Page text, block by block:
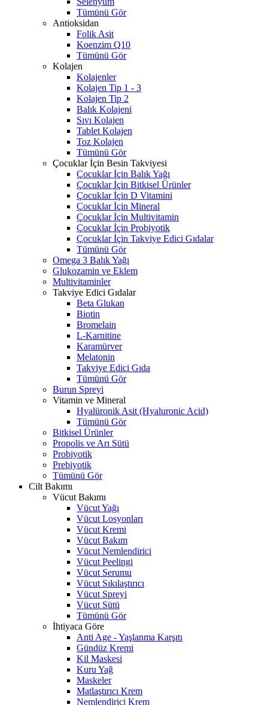
Tümünü Gör
Antioksidan
Folik Asit
Koenzim Q10
Tümünü Gör
Kolajen
Kolajenler
Kolajen Tip 1 - 3
Kolajen Tip 2
Balık Kolajeni
Sıvı Kolajen
Tablet Kolajen
Toz Kolajen
Tümünü Gör
Çocuklar İçin Besin Takviyesi
Çocuklar İçin Balık Yağı
Çocuklar İçin Bitkisel Ürünler
Çocuklar İçin D Vitamini
Çocuklar İçin Mineral
Çocuklar İçin Multivitamin
Çocuklar İçin Probiyotik
Çocuklar İçin Takviye Edici Gıdalar
Tümünü Gör
Omega 3 Balık Yağı
Glukozamin ve Eklem
Multivitaminler
Takviye Edici Gıdalar
Beta Glukan
Biotin
Bromelain
L-Karnitine
Karamürver
Melatonin
Takviye Edici Gıda
Tümünü Gör
Burun Spreyi
Vitamin ve Mineral
Hyalüronik Asit (Hyaluronic Acid)
Tümünü Gör
Bitkisel Ürünler
Propolis ve Arı Sütü
Probiyotik
Prebiyotik
Tümünü Gör
Cilt Bakımı
Vücut Bakımı
Vücut Yağı
Vücut Losyonları
Vücut Kremi
Vücut Bakım
Vücut Nemlendirici
Vücut Peelingi
Vücut Serumu
Vücut Sıkılaştırıcı
Vücut Spreyi
Vücut Sütü
Tümünü Gör
İhtiyaca Göre
Anti Age - Yaşlanma Karşıtı
Gündüz Kremi
Kil Maskesi
Kuru Yağ
Maskeler
Matlaştırıcı Krem
Nemlendirici Krem